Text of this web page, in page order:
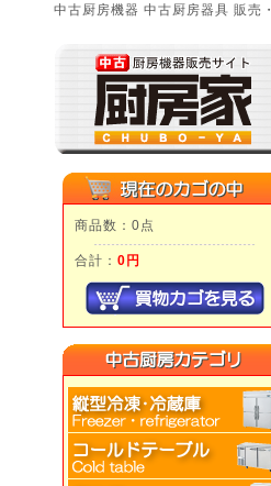
中古厨房機器 中古厨房器具 販売
商品数：0点
合計： 0円